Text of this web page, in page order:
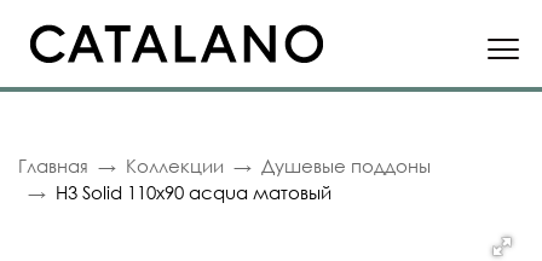
Главная Коллекции
Душевые поддоны
H3 Solid 110x90 acqua матовый